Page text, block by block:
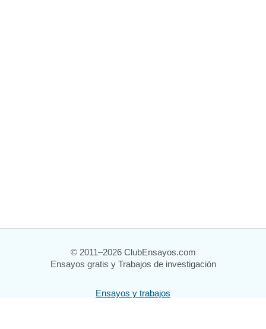
© 2011–2026 ClubEnsayos.com
Ensayos gratis y Trabajos de investigación
Ensayos y trabajos